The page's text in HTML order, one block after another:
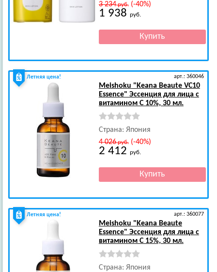
3 234руб.(-40%)
1 938 руб.
Летняя цена! арт.: 360046
Meishoku "Keana Beaute VC10
Essence" Эссенция для лица с
витамином С 10%, 30 мл.
Страна: Япония
4 026руб.(-40%)
2 412 руб.
Летняя цена! арт.: 360077
Meishoku "Keana Beaute
Essence" Эссенция для лица с
витамином С 15%, 30 мл.
Страна: Япония